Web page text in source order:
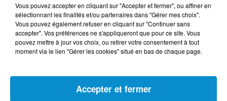
de l’Espagne. Leur espoir d’améliorer la vie de leurs
proches se heurte à une réalité dure, marquée par un
système d’exploitation qui fragilise leur dignité et leur
avenir.
ne s’agit pas seulement de présence à l’écran, mais de
Vous pouvez accepter en cliquant sur "Accepter et fermer", ou affiner en
sélectionnant les finalités et/ou partenaires dans "Gérer mes choix".
Vous pouvez également refuser en cliquant sur "Continuer sans
accepter". Vos préférences ne s'appliqueront que pour ce site. Vous
pouvez mettre à jour vos choix, ou retirer votre consentement à tout
moment via le lien "Gérer les cookies" situé en bas de chaque page.
Accepter et fermer